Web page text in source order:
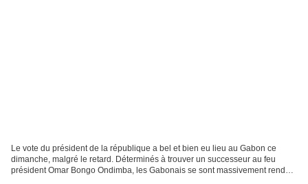
Le vote du président de la république a bel et bien eu lieu au Gabon ce
dimanche, malgré le retard. Déterminés à trouver un successeur au feu
président Omar Bongo Ondimba, les Gabonais se sont massivement rendus